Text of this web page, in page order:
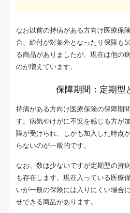
なお以前の持病がある方向け医療保
合、給付が対象外となったり保障も
る商品がありましたが、現在は他の
のが増えています。
保障期間：定期型
持病がある方向け医療保険の保障期
す。病気やけがに不安を感じる方が
障が受けられ、しかも加入した時点
らないのが一般的です。
なお、数は少ないですが定期型の持
も存在します。現在入っている医療
いが一般の保険には入りにくい場合
せできる商品があります。